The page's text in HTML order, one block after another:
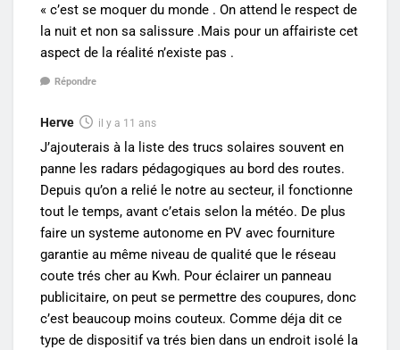
« c’est se moquer du monde . On attend le respect de
la nuit et non sa salissure .Mais pour un affairiste cet
aspect de la réalité n’existe pas .
Répondre
Herve il y a 11 ans
J’ajouterais à la liste des trucs solaires souvent en
panne les radars pédagogiques au bord des routes.
Depuis qu’on a relié le notre au secteur, il fonctionne
tout le temps, avant c’etais selon la météo. De plus
faire un systeme autonome en PV avec fourniture
garantie au même niveau de qualité que le réseau
coute trés cher au Kwh. Pour éclairer un panneau
publicitaire, on peut se permettre des coupures, donc
c’est beaucoup moins couteux. Comme déja dit ce
type de dispositif va trés bien dans un endroit isolé la